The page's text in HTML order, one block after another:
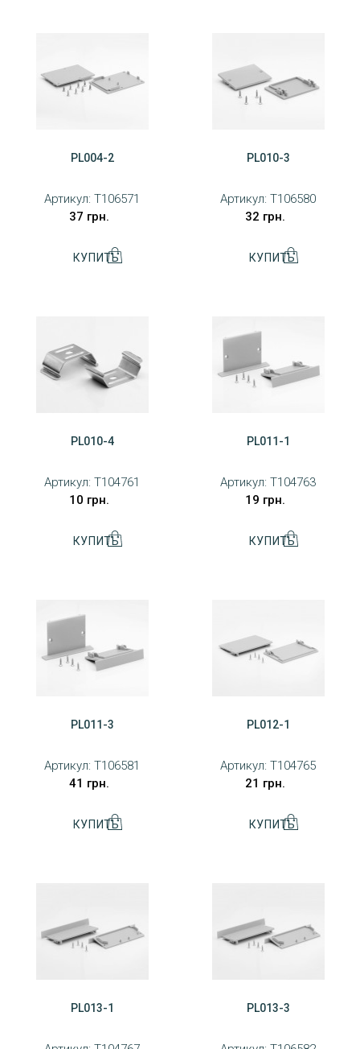
PL004-2
Артикул: T106571
37 грн.
PL010-3
Артикул: T106580
32 грн.
PL010-4
Артикул: T104761
10 грн.
PL011-1
Артикул: T104763
19 грн.
PL011-3
Артикул: T106581
41 грн.
PL012-1
Артикул: T104765
21 грн.
PL013-1 PL013-3